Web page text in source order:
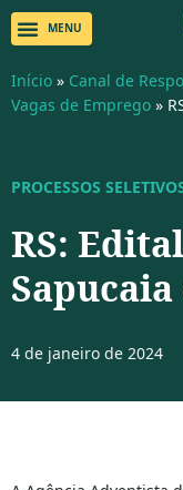
Início » Canal de
Vagas de Emprego »
PROCESSOS
RS:
4 de janeiro de 2024